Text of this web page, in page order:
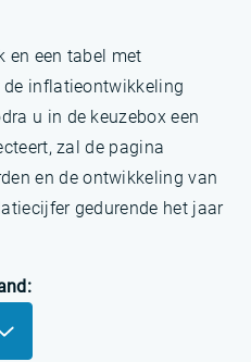
en een tabel met
inflatieontwikkeling
u in de keuzebox een
zal de pagina
en de ontwikkeling van
gedurende het jaar